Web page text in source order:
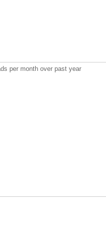
per month over past year